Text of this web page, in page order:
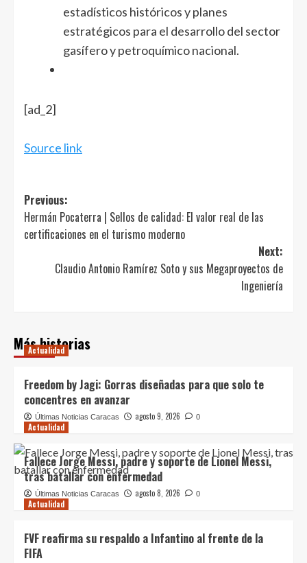
estadísticos históricos y planes
estratégicos para el desarrollo del sector
gasífero y petroquímico nacional.
Navegación
de
entradas
[ad_2]
Source link
Post
navigation
Previous:
Hermán Pocaterra | Sellos de calidad: El valor real de las
certificaciones en el turismo moderno
Next:
Claudio Antonio Ramírez Soto y sus Megaproyectos de
Ingeniería
Más historias
Actualidad
Freedom by Jagi: Gorras diseñadas para que solo te
concentres en avanzar
Últimas Noticias Caracas agosto 9, 2026 0
Actualidad
Fallece Jorge Messi, padre y soporte de Lionel Messi,
tras batallar con enfermedad
Últimas Noticias Caracas agosto 8, 2026 0
Actualidad
FVF reafirma su respaldo a Infantino al frente de la
FIFA